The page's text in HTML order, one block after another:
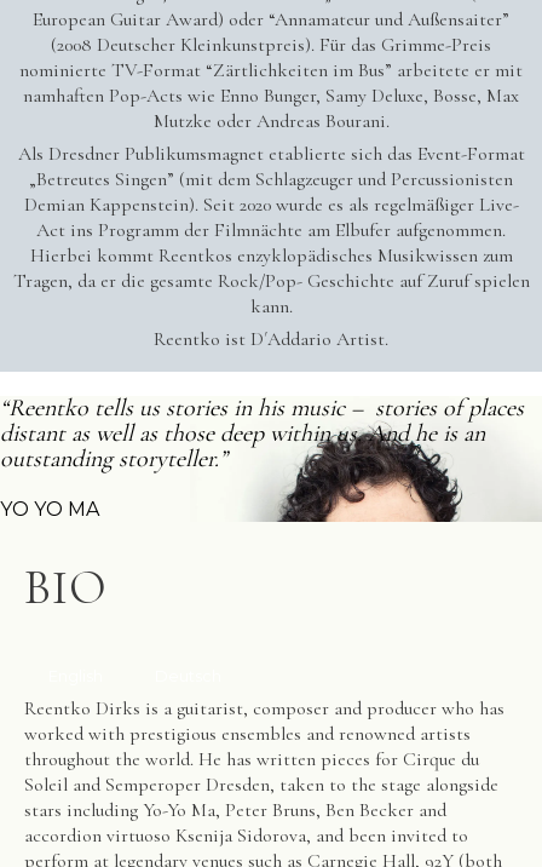
European Guitar Award) oder “Annamateur und Außensaiter”
(2008 Deutscher Kleinkunstpreis). Für das Grimme-Preis
nominierte TV-Format “Zärtlichkeiten im Bus” arbeitete er mit
namhaften Pop-Acts wie Enno Bunger, Samy Deluxe, Bosse, Max
Mutzke oder Andreas Bourani.
Als Dresdner Publikumsmagnet etablierte sich das Event-Format
„Betreutes Singen” (mit dem Schlagzeuger und Percussionisten
Demian Kappenstein). Seit 2020 wurde es als regelmäßiger Live-
Act ins Programm der Filmnächte am Elbufer aufgenommen.
Hierbei kommt Reentkos enzyklopädisches Musikwissen zum
Tragen, da er die gesamte Rock/Pop- Geschichte auf Zuruf spielen
kann.
Reentko ist D´Addario Artist.
“Reentko tells us stories in his music – stories of places
distant as well as those deep within us.And he is an
outstanding storyteller.”
YO YO MA
BIO
Reentko Dirks is a guitarist, composer and producer who has
worked with prestigious ensembles and renowned artists
throughout the world. He has written pieces for Cirque du
Soleil and Semperoper Dresden, taken to the stage alongside
stars including Yo-Yo Ma, Peter Bruns, Ben Becker and
accordion virtuoso Ksenija Sidorova, and been invited to
perform at legendary venues such as Carnegie Hall, 92Y (both